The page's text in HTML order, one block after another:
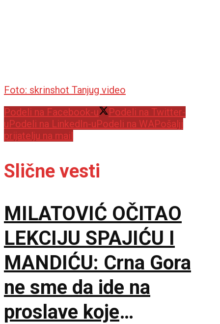
Foto: skrinshot Tanjug video
Podeli na Facebook-u
Podeli na Twitter-
uPodeli na LinkedIn-uPodeli na WAPošalji
prijatelju na mail
Slične vesti
MILATOVIĆ OČITAO
LEKCIJU SPAJIĆU I
MANDIĆU: Crna Gora
ne sme da ide na
proslave koje